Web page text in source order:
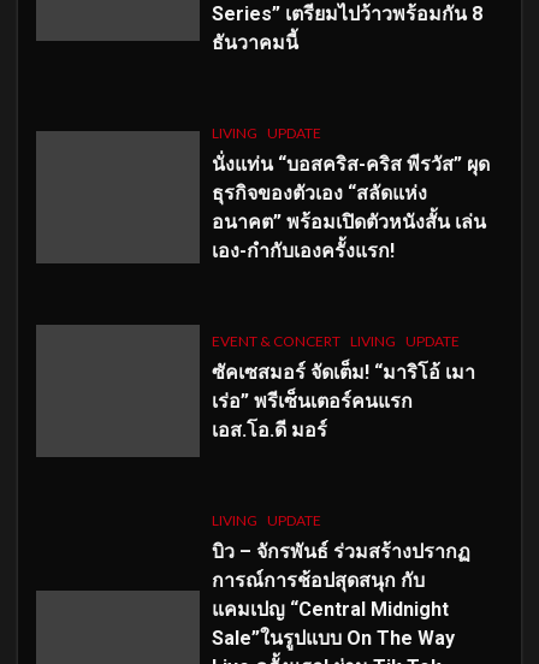
Series” เตรียมไปว้าวพร้อมกัน 8
ธันวาคมนี้
LIVING UPDATE
นั่งแท่น “บอสคริส-คริส พีรวัส” ผุด
ธุรกิจของตัวเอง “สลัดแห่ง
อนาคต” พร้อมเปิดตัวหนังสั้น เล่น
เอง-กำกับเองครั้งแรก!
EVENT & CONCERT LIVING UPDATE
ซัคเซสมอร์ จัดเต็ม! “มาริโอ้ เมา
เร่อ” พรีเซ็นเตอร์คนแรก
เอส.โอ.ดี มอร์
LIVING UPDATE
บิว – จักรพันธ์ ร่วมสร้างปรากฏ
การณ์การช้อปสุดสนุก กับ
แคมเปญ “Central Midnight
Sale”ในรูปแบบ On The Way